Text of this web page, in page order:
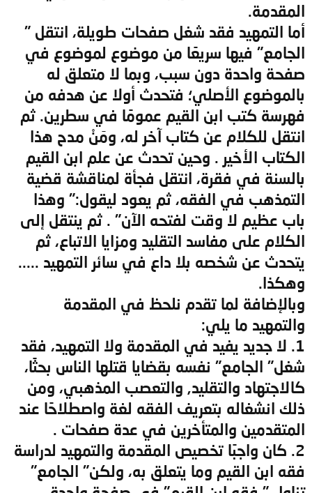
المقدمة.
أما التمهيد فقد شغل صفحات طويلة، انتقل "
الجامع" فيها سريعًا من موضوع لموضوع في
صفحة واحدة دون سبب، وبما لا متعلق له
بالموضوع الأصلي؛ فتحدث أولا عن هدفه من
فهرسة كتب ابن القيم عمومًا في سطرين. ثم
انتقل للكلام عن كتاب آخر له، ومَنْ مدح هذا
الكتاب الأخير . وحين تحدث عن علم ابن القيم
بالسنة في فقرة، انتقل فجأة لمناقشة قضية
التمذهب في الفقه، ثم يعود ليقول:" وهذا
باب عظيم لا وقت لفتحه الآن" . ثم ينتقل إلى
الكلام على مفاسد التقليد ومزايا الاتباع، ثم
يتحدث عن شخصه بلا داع في سائر التمهيد .....
وهكذا.
وبالإضافة لما تقدم نلحظ في المقدمة
والتمهيد ما يلي:
1. لا جديد يفيد في المقدمة ولا التمهيد، فقد
شغل" الجامع" نفسه بقضايا قتلها الناس بحثًا،
كالاجتهاد والتقليد, والتعصب المذهبي، ومن
ذلك انشغاله بتعريف الفقه لغة واصطلاحًا عند
المتقدمين والمتأخرين في عدة صفحات .
2. كان واجبًا تخصيص المقدمة والتمهيد لدراسة
فقه ابن القيم وما يتعلق به، ولكن" الجامع"